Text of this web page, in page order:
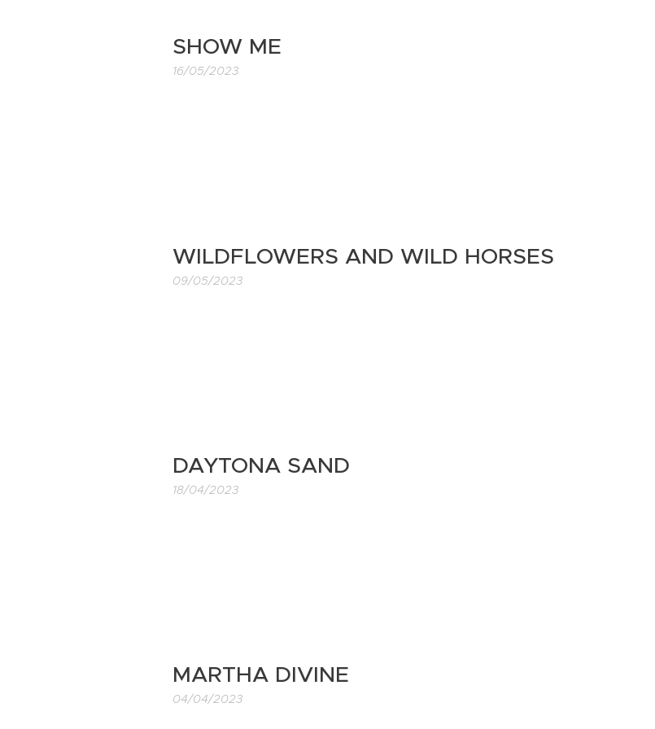
SHOW ME
16/05/2023
WILDFLOWERS AND WILD HORSES
09/05/2023
DAYTONA SAND
18/04/2023
MARTHA DIVINE
04/04/2023